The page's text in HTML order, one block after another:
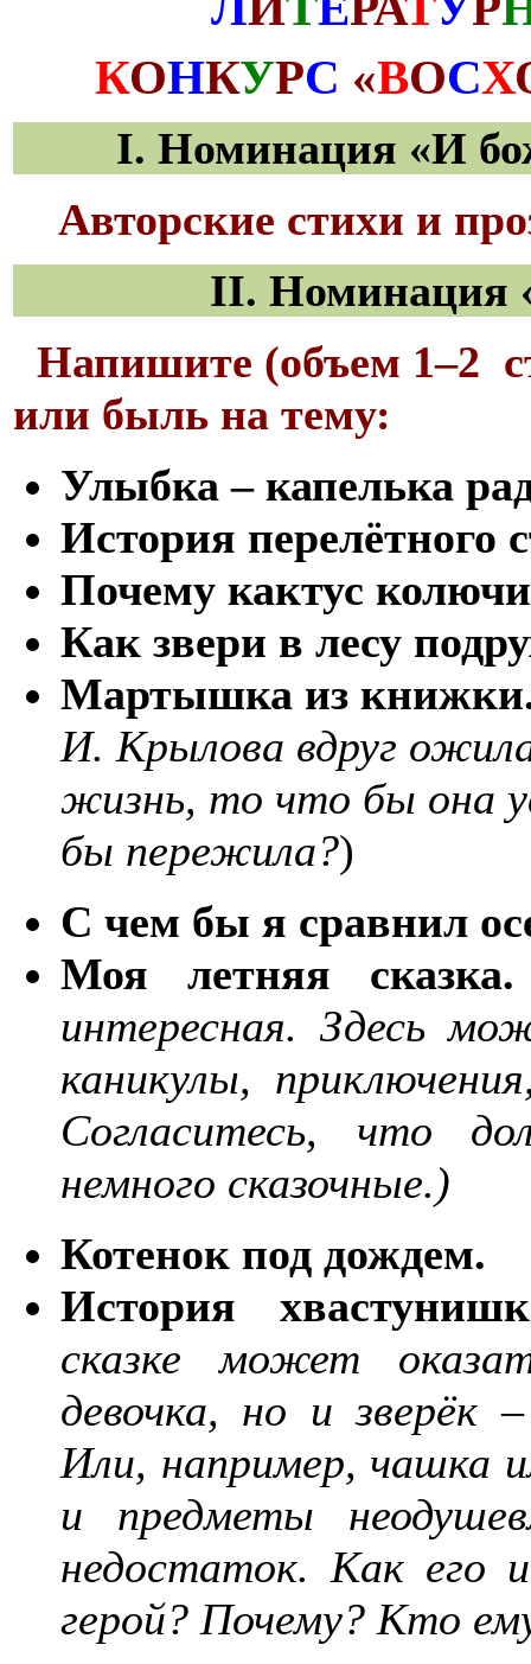
КОНКУРС «ВОСХ
I. Номинация «И
Авторские стихи и
II. Номинация
Напишите (объем 1–2
или быль на тему:
Улыбка – капелька
История перелётного
Почему кактус
Как звери в лесу
Мартышка из
И. Крылова вдруг
жизнь, то что бы она
бы пережила?)
С чем бы я сравнил
Моя летняя сказка.
интересная. Здесь
каникулы,
Согласитесь, что
немного сказочные.)
Котенок под дождем.
История
сказке может
девочка, но и зверёк
Или, например, чашка
и предметы
недостаток. Как его
герой? Почему? Кто